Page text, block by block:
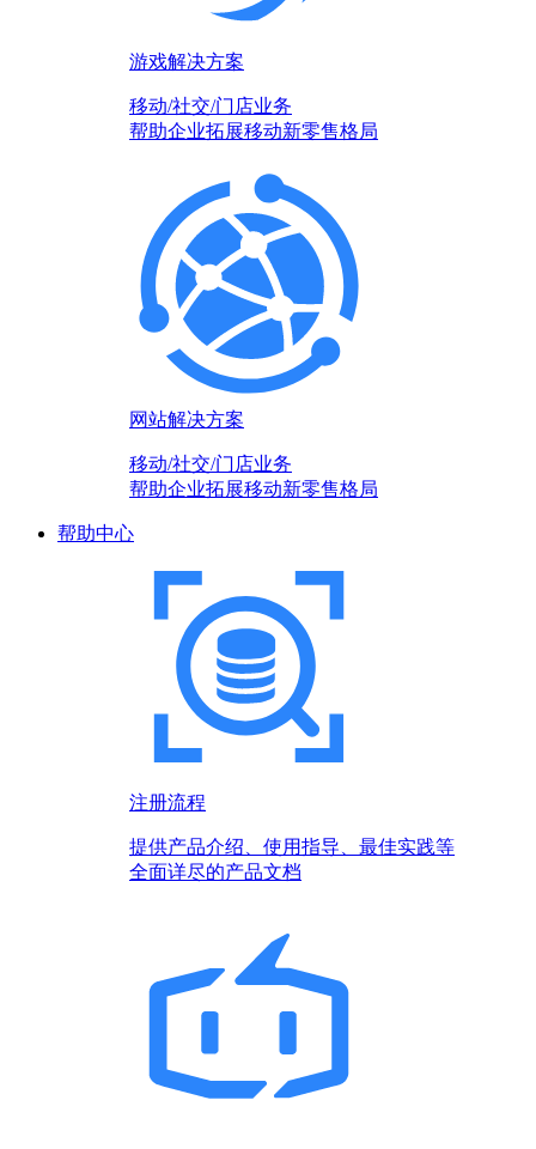
游戏解决方案
移动/社交/门店业务
帮助企业拓展移动新零售格局
网站解决方案
移动/社交/门店业务
帮助企业拓展移动新零售格局
帮助中心
注册流程
提供产品介绍、使用指导、最佳实践等
全面详尽的产品文档